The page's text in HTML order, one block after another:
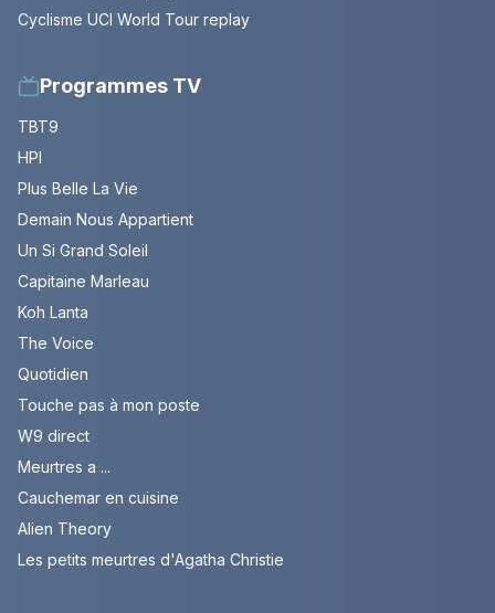
Cyclisme UCI World Tour replay
Programmes TV
TBT9
HPI
Plus Belle La Vie
Demain Nous Appartient
Un Si Grand Soleil
Capitaine Marleau
Koh Lanta
The Voice
Quotidien
Touche pas à mon poste
W9 direct
Meurtres a ...
Cauchemar en cuisine
Alien Theory
Les petits meurtres d'Agatha Christie